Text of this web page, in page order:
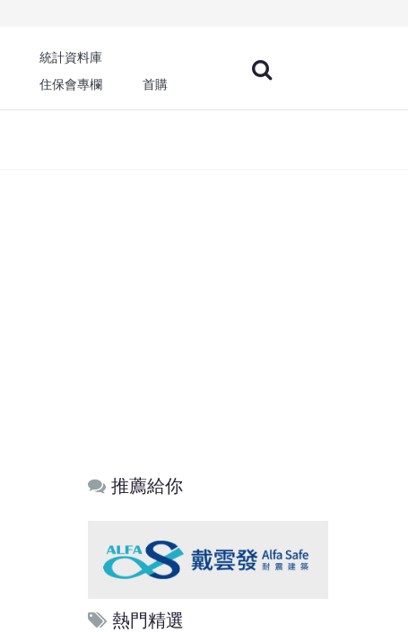
統計資料庫
住保會專欄 首購
推薦給你
熱門精選